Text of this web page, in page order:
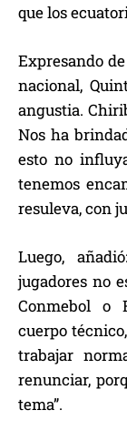
que los
Expresando
nacional,
angustia.
Nos ha
esto no
tenemos
resuleva, con
Luego,
jugadores no
Conmebol o
cuerpo
trabajar
renunciar,
tema”.